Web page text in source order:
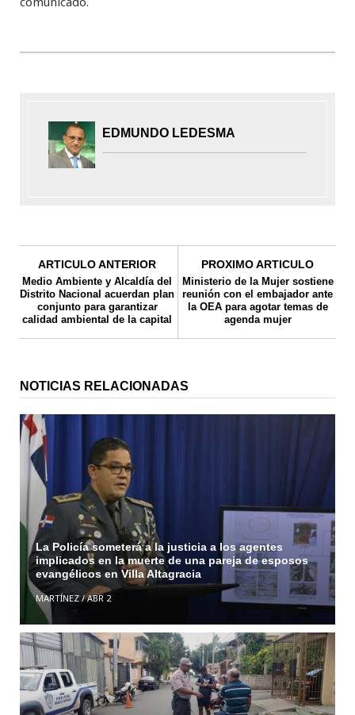
EDMUNDO LEDESMA
ARTICULO ANTERIOR
Medio Ambiente y Alcaldía del
Distrito Nacional acuerdan plan
conjunto para garantizar
calidad ambiental de la capital
PROXIMO ARTICULO
Ministerio de la Mujer sostiene
reunión con el embajador ante
la OEA para agotar temas de
agenda mujer
NOTICIAS RELACIONADAS
La Policía someterá a la justicia a los agentes
implicados en la muerte de una pareja de esposos
evangélicos en Villa Altagracia
MARTÍNEZ/ABR 2